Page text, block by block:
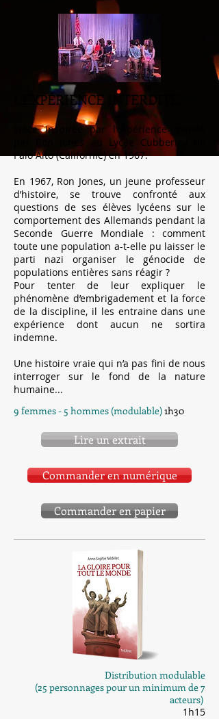
L’EXPÉRIENCE INTERDITE
Pièce inspirée par l’expérience menée
par Ron Jones au Lycée Cubberley de
Palo Alto (Californie) en 1967.
En 1967, Ron Jones, un jeune professeur
d’histoire, se trouve confronté aux
questions de ses élèves lycéens sur le
comportement des Allemands pendant la
Seconde Guerre Mondiale : comment
toute une population a-t-elle pu laisser le
parti nazi organiser le génocide de
populations entières sans réagir ?
Pour tenter de leur expliquer le
phénomène d’embrigadement et la force
de la discipline, il les entraine dans une
expérience dont aucun ne sortira
indemne.
Une histoire vraie qui n’a pas fini de nous
interroger sur le fond de la nature
humaine...
9 femmes - 5 hommes (modulable)1h30
Lire un extrait
Commander en numérique
Commander en papier
Distribution modulable
(25 personnages pour un minimum de 7
acteurs)
1h15